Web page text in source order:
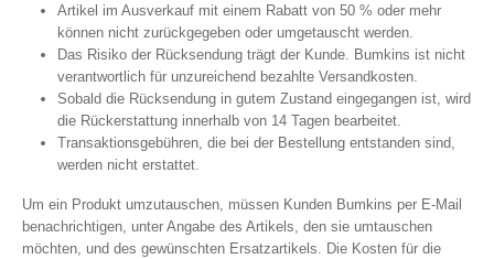
Artikel im Ausverkauf mit einem Rabatt von 50 % oder mehr
können nicht zurückgegeben oder umgetauscht werden.
Das Risiko der Rücksendung trägt der Kunde. Bumkins ist nicht
verantwortlich für unzureichend bezahlte Versandkosten.
Sobald die Rücksendung in gutem Zustand eingegangen ist, wird
die Rückerstattung innerhalb von 14 Tagen bearbeitet.
Transaktionsgebühren, die bei der Bestellung entstanden sind,
werden nicht erstattet.
Um ein Produkt umzutauschen, müssen Kunden Bumkins per E-Mail
benachrichtigen, unter Angabe des Artikels, den sie umtauschen
möchten, und des gewünschten Ersatzartikels. Die Kosten für die